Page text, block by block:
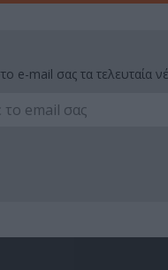
e-mail σας τα τελευταία